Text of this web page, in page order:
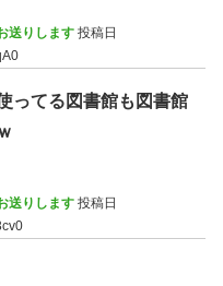
送りします 投稿日
ってる図書館も図書館
送りします 投稿日